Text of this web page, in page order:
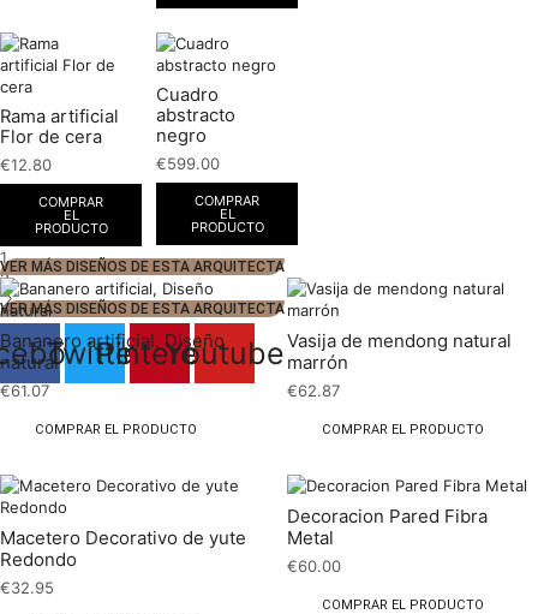
Rama artificial
Flor de cera
€12.80
COMPRAR
EL
PRODUCTO
Cuadro
abstracto
negro
€599.00
COMPRAR
EL
PRODUCTO
1
2
TwitterPinterestYoutube
VER MÁS DISEÑOS DE ESTA ARQUITECTA
VER MÁS DISEÑOS DE ESTA ARQUITECTA
Bananero artificial, Diseño
natural
€61.07
COMPRAR EL PRODUCTO
Vasija de mendong natural
marrón
€62.87
COMPRAR EL PRODUCTO
Macetero Decorativo de yute
Redondo
€32.95
Decoracion Pared Fibra
Metal
€60.00
COMPRAR EL PRODUCTO